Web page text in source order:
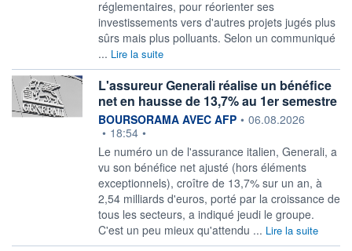
réglementaires, pour réorienter ses
investissements vers d'autres projets jugés plus
sûrs mais plus polluants. Selon un communiqué
... Lire la suite
L'assureur Generali réalise un bénéfice
net en hausse de 13,7% au 1er semestre
information fournie par
BOURSORAMA AVEC AFP • 06.08.2026
• 18:54 •
Le numéro un de l'assurance italien, Generali, a
vu son bénéfice net ajusté (hors éléments
exceptionnels), croître de 13,7% sur un an, à
2,54 milliards d'euros, porté par la croissance de
tous les secteurs, a indiqué jeudi le groupe.
C'est un peu mieux qu'attendu ... Lire la suite